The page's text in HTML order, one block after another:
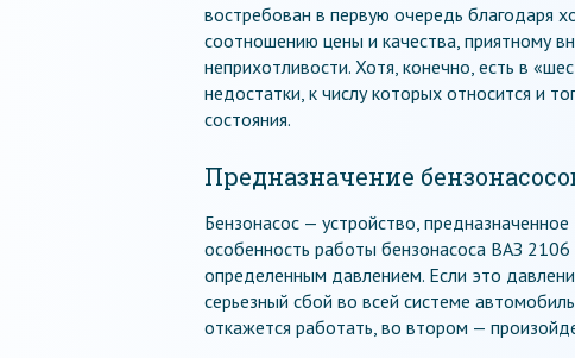
востребован в первую очередь благодаря
соотношению цены и качества, приятному
неприхотливости. Хотя, конечно, есть в
недостатки, к числу которых относится и
состояния.
Предназначение
Бензонасос — устройство,
особенность работы бензонасоса ВАЗ
определенным давлением. Если это
серьезный сбой во всей системе
откажется работать, во втором —